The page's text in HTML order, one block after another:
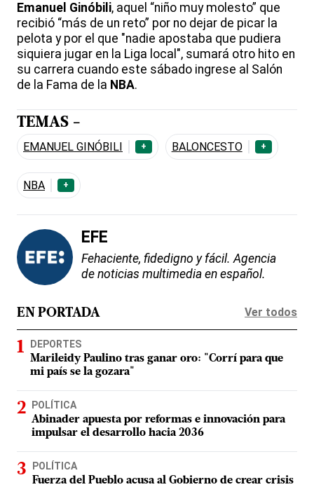
Emanuel Ginóbili, aquel “niño muy molesto” que
recibió “más de un reto” por no dejar de picar la
pelota y por el que "nadie apostaba que pudiera
siquiera jugar en la Liga local", sumará otro hito en
su carrera cuando este sábado ingrese al Salón
de la Fama de la NBA.
TEMAS -
EMANUEL GINÓBILI + BALONCESTO +
NBA +
EFE
Fehaciente, fidedigno y fácil. Agencia
de noticias multimedia en español.
EN PORTADA Ver todos
DEPORTES
Marileidy Paulino tras ganar oro: "Corrí para que
mi país se la gozara"
POLÍTICA
Abinader apuesta por reformas e innovación para
impulsar el desarrollo hacia 2036
POLÍTICA
Fuerza del Pueblo acusa al Gobierno de crear crisis